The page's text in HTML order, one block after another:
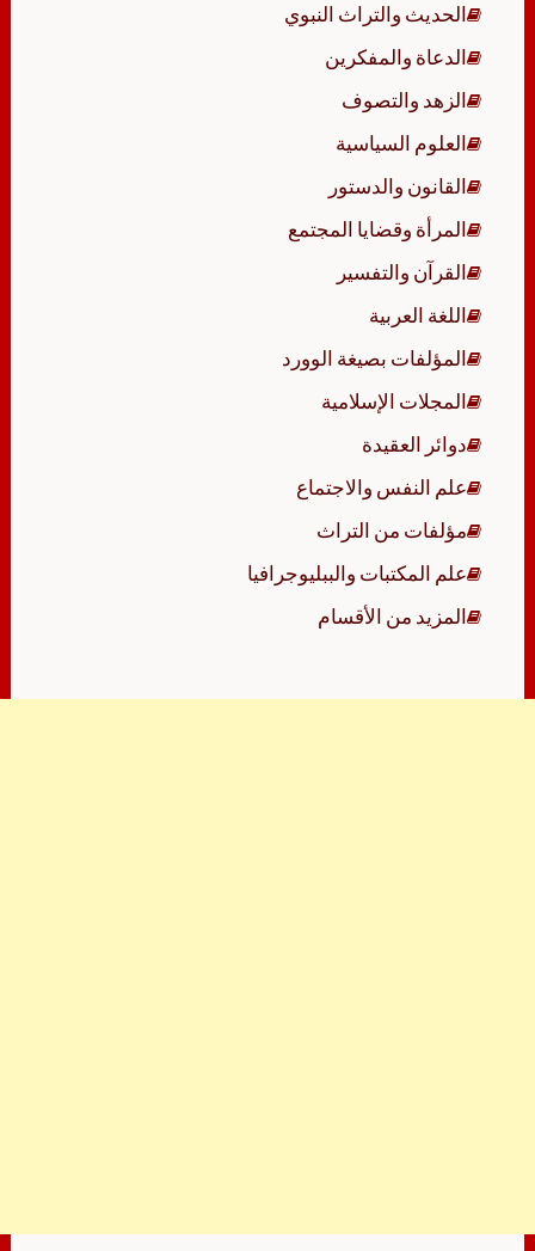
الحديث والتراث النبوي
الدعاة والمفكرين
الزهد والتصوف
العلوم السياسية
القانون والدستور
المرأة وقضايا المجتمع
القرآن والتفسير
اللغة العربية
المؤلفات بصيغة الوورد
المجلات الإسلامية
دوائر العقيدة
علم النفس والاجتماع
مؤلفات من التراث
علم المكتبات والببليوجرافيا
المزيد من الأقسام